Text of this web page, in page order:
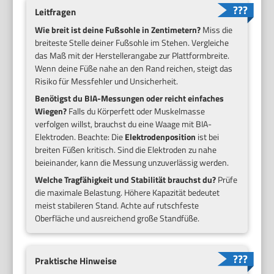
Leitfragen
Wie breit ist deine Fußsohle in Zentimetern?Miss die
breiteste Stelle deiner Fußsohle im Stehen. Vergleiche
das Maß mit der Herstellerangabe zur Plattformbreite.
Wenn deine Füße nahe an den Rand reichen, steigt das
Risiko für Messfehler und Unsicherheit.
Benötigst du BIA-Messungen oder reicht einfaches
Wiegen?Falls du Körperfett oder Muskelmasse
verfolgen willst, brauchst du eine Waage mit BIA-
Elektroden. Beachte: DieElektrodenposition ist bei
breiten Füßen kritisch. Sind die Elektroden zu nahe
beieinander, kann die Messung unzuverlässig werden.
Welche Tragfähigkeit und Stabilität brauchst du?Prüfe
die maximale Belastung. Höhere Kapazität bedeutet
meist stabileren Stand. Achte auf rutschfeste
Oberfläche und ausreichend große Standfüße.
Praktische Hinweise